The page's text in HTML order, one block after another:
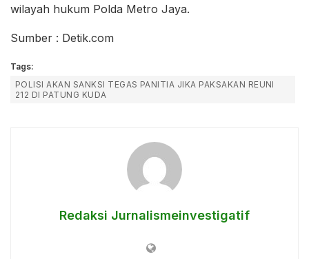
wilayah hukum Polda Metro Jaya.
Sumber : Detik.com
Tags:
POLISI AKAN SANKSI TEGAS PANITIA JIKA PAKSAKAN REUNI
212 DI PATUNG KUDA
Redaksi Jurnalismeinvestigatif